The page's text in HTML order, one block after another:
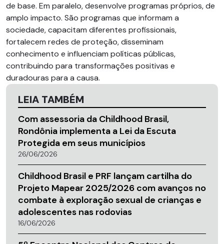
de base. Em paralelo, desenvolve programas próprios, de
amplo impacto. São programas que informam a
sociedade, capacitam diferentes profissionais,
fortalecem redes de proteção, disseminam
conhecimento e influenciam políticas públicas,
contribuindo para transformações positivas e
duradouras para a causa.
LEIA TAMBÉM
Com assessoria da Childhood Brasil,
Rondônia implementa a Lei da Escuta
Protegida em seus municípios
26/06/2026
Childhood Brasil e PRF lançam cartilha do
Projeto Mapear 2025/2026 com avanços no
combate à exploração sexual de crianças e
adolescentes nas rodovias
16/06/2026